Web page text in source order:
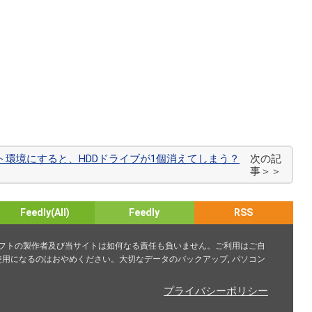
境にすると、HDDドライブが1個消えてしまう？
次の記
事＞＞
Feedly(All) Feedly RSS
の製作者及び当サイトは如何なる責任も負いません。ご利用はご自
になるのはおやめください。大切なデータのバックアップ, パソコン
プライバシーポリシー